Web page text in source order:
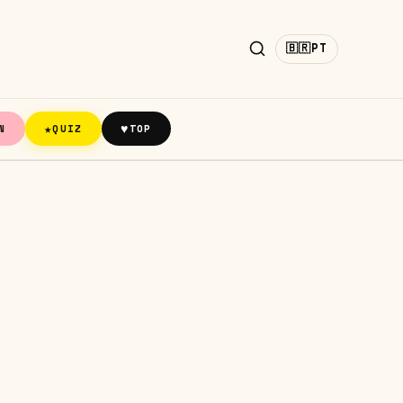
🇧🇷PT
★QUIZ ♥TOP